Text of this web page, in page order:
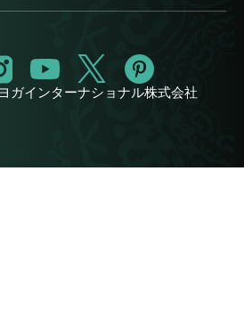
ガインターナショナル株式会社